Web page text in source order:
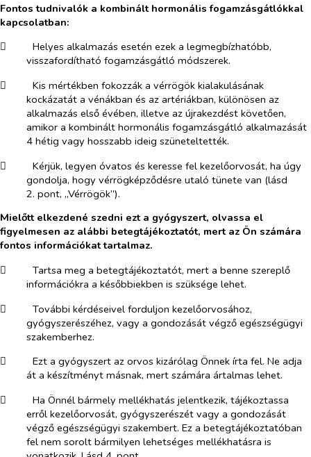
Fontos tudnivalók a kombinált hormonális fogamzásgátlókkal
kapcsolatban:
​
Helyes alkalmazás esetén ezek a legmegbízhatóbb,
visszafordítható fogamzásgátló módszerek.
​
Kis mértékben fokozzák a vérrögök kialakulásának
kockázatát a vénákban és az artériákban, különösen az
alkalmazás első évében, illetve az újrakezdést követően,
amikor a kombinált hormonális fogamzásgátló alkalmazását
4 hétig vagy hosszabb ideig szüneteltették.
​
Kérjük, legyen óvatos és keresse fel kezelőorvosát, ha úgy
gondolja, hogy vérrögképződésre utaló tünete van (lásd
2. pont, „Vérrögök”).
Mielőtt elkezdené szedni ezt a gyógyszert, olvassa el
figyelmesen az alábbi betegtájékoztatót, mert az Ön számára
fontos információkat tartalmaz.
​
Tartsa meg a betegtájékoztatót, mert a benne szereplő
információkra a későbbiekben is szüksége lehet.
​
További kérdéseivel forduljon kezelőorvosához,
gyógyszerészéhez, vagy a gondozását végző egészségügyi
szakemberhez.
​
Ezt a gyógyszert az orvos kizárólag Önnek írta fel. Ne adja
át a készítményt másnak, mert számára ártalmas lehet.
​
Ha Önnél bármely mellékhatás jelentkezik, tájékoztassa
erről kezelőorvosát, gyógyszerészét vagy a gondozását
végző egészségügyi szakembert. Ez a betegtájékoztatóban
fel nem sorolt bármilyen lehetséges mellékhatásra is